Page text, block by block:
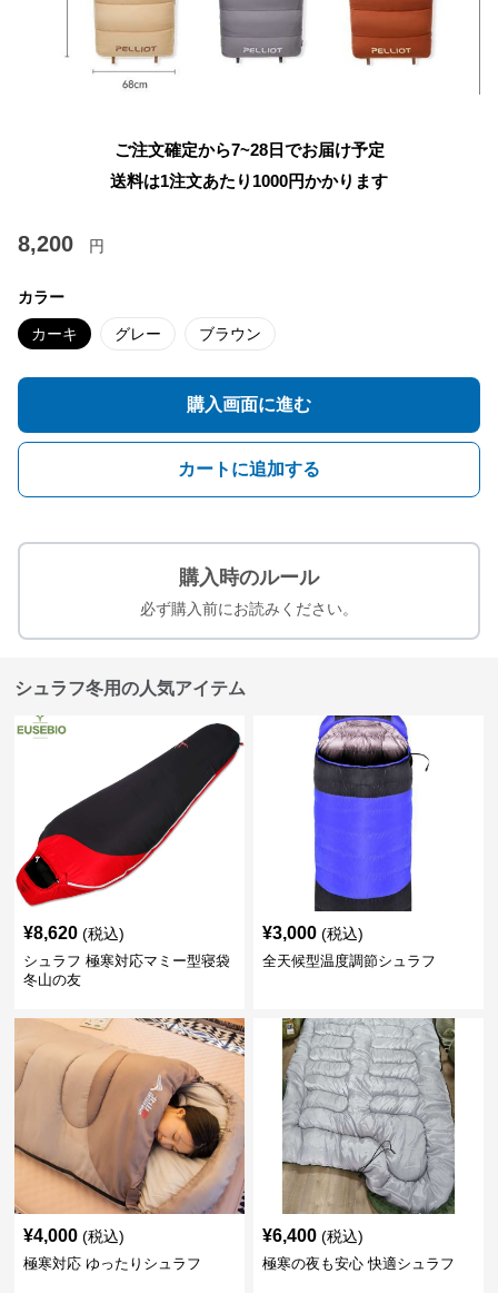
ご注文確定から7~28日でお届け予定
送料は1注文あたり 1000円かかります
8,200 円
カラー
カーキ グレー ブラウン
購入画面に進む
カートに追加する
購入時のルール
必ず購入前にお読みください。
シュラフ冬用の人気アイテム
¥8,620 (税込)
シュラフ 極寒対応マミー型寝袋
冬山の友
¥3,000 (税込)
全天候型温度調節シュラフ
¥4,000 (税込)
極寒対応 ゆったりシュラフ
¥6,400 (税込)
極寒の夜も安心 快適シュラフ